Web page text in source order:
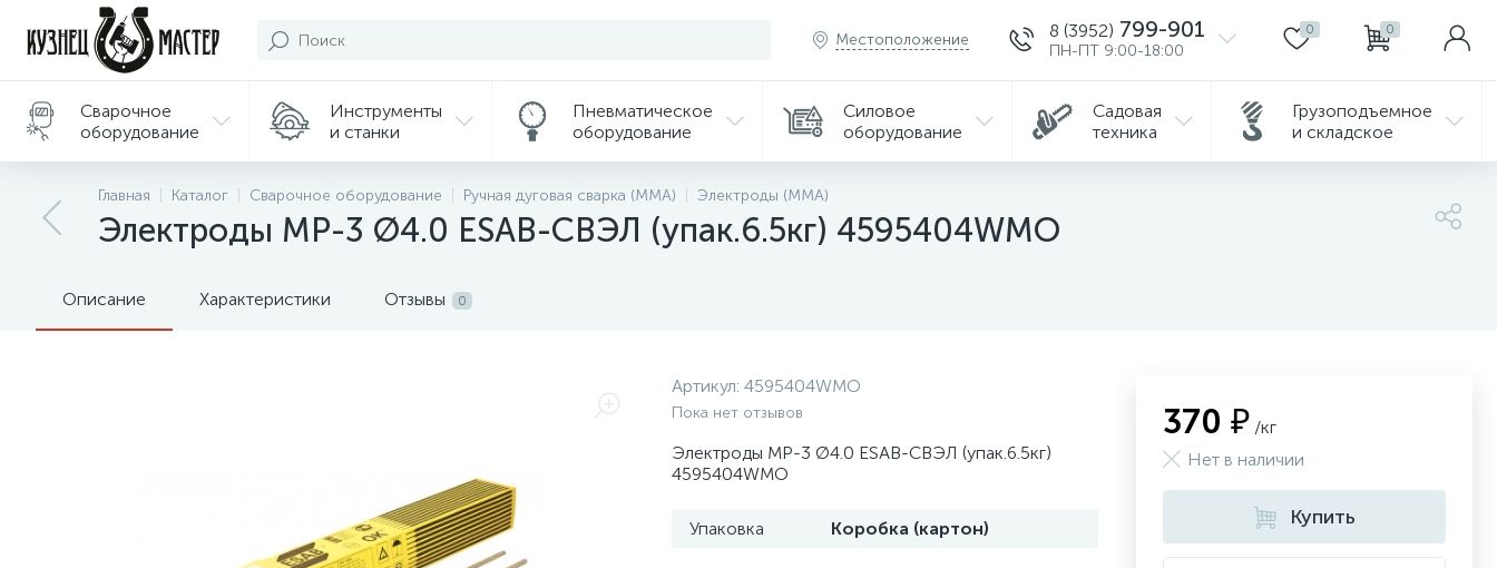
Местоположение 8 (3952) 799-901
ПН-ПТ 9:00-18:00
0 0
Сварочное
оборудование
Инструменты
и станки
Пневматическое
оборудование
Силовое
оборудование
Садовая
техника
Грузоподъемное
и складское
Подарки/
Сувениры
Главная Каталог Сварочное оборудование Ручная дуговая сварка (MMA) Электроды (MMA)
Электроды МР-3 Ø4.0 ESAB-СВЭЛ (упак.6.5кг) 4595404WMO
Описание Характеристики Отзывы 0
Артикул: 4595404WMO
Пока нет отзывов
Электроды МР-3 Ø4.0 ESAB-СВЭЛ (упак.6.5кг)
4595404WMO
Упаковка Коробка (картон)
370 ₽ /кг
Нет в наличии
Купить